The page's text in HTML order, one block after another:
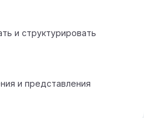
и структурировать
и представления